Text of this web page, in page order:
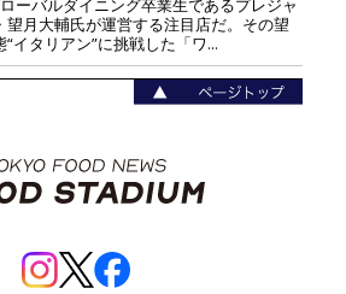
ーバルダイニング卒業生であるプレジャ
望月大輔氏が運営する注目店だ。その望
イタリアン”に挑戦した「ワ...